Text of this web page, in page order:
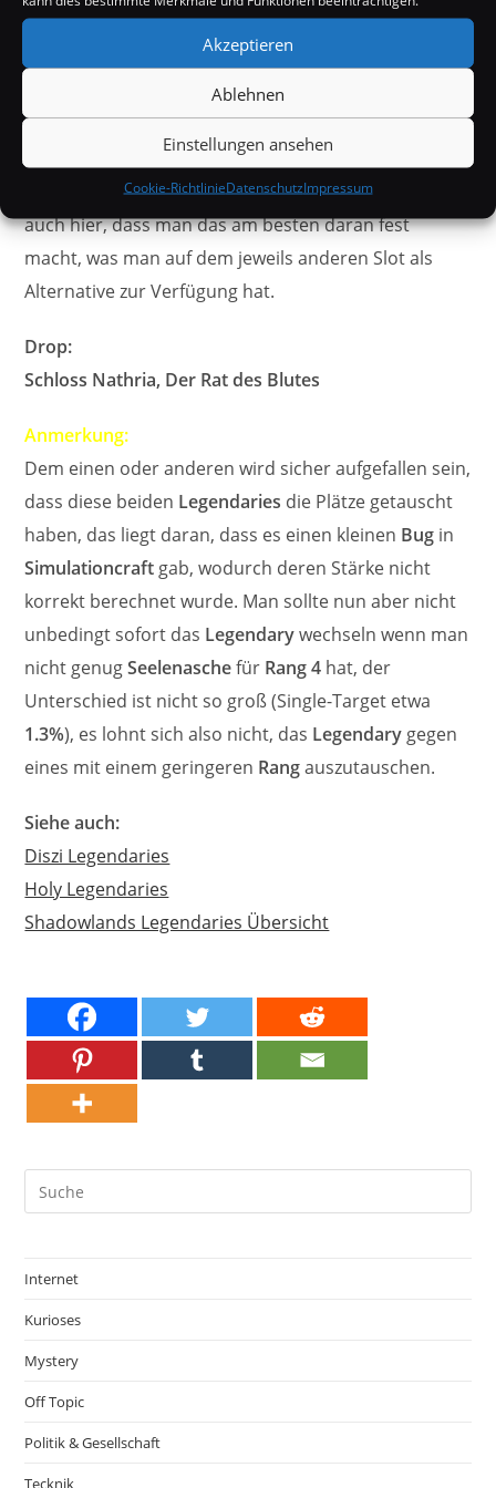
Akzeptieren
Ablehnen
Einstellungen ansehen
Cookie-RichtlinieDatenschutzImpressum
Mythic+ Contentdeutlich vorne und hat zudem den
Vorteil, dass man nichts an seiner Spielweise ändern
muss, man bekommt eben einfach gelegentlich
etwaszusätzlichen Wahnsinn. AlsSlotsstehen hier
oder dieArmschienenzur Auswahl, wobei
etwas besser wären, aber wie immer gilt
auch hier, dass man das am besten daran fest
macht, was man auf dem jeweils anderen Slot als
Alternative zur Verfügung hat.
Drop:
Schloss Nathria, Der Rat des Blutes
Anmerkung:
Dem einen oder anderen wird sicher aufgefallen sein,
dass diese beiden Legendaries die Plätze getauscht
haben, das liegt daran, dass es einen kleinen Bug in
Simulationcraft gab, wodurch deren Stärke nicht
korrekt berechnet wurde. Man sollte nun aber nicht
unbedingt sofort das Legendarywechseln wenn man
nicht genugSeelenaschefür Rang 4 hat, der
Unterschied ist nicht so groß (Single-Target etwa
1.3%), es lohnt sich also nicht, das Legendary gegen
eines mit einem geringeren Rangauszutauschen.
Siehe auch:
Diszi Legendaries
Holy Legendaries
Shadowlands Legendaries Übersicht
Internet
Kurioses
Mystery
Off Topic
Politik & Gesellschaft
Tecknik